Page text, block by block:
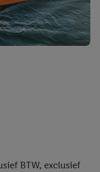
BTW, exclusief